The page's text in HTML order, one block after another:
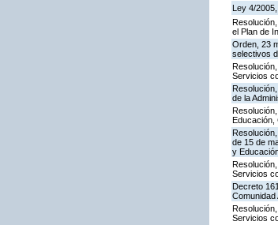
Ley 4/
el Plan de
Orden, 23
selectivos
Servicios
de la
de 15 de
y
Servicios
Decreto
Comunidad
Servicios